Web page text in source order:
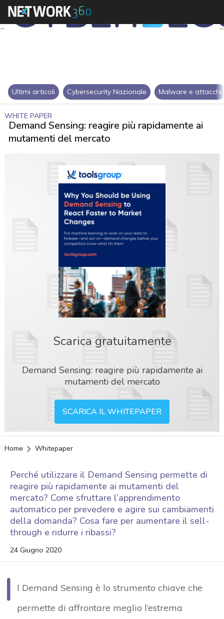
Ultimi articoli Cybersecurity Nazionale Malware e attacchi
WHITE PAPER
Demand Sensing: reagire più rapidamente ai
mutamenti del mercato
Scarica gratuitamente
Demand Sensing: reagire più rapidamente ai
mutamenti del mercato
SCARICA IL WHITEPAPER
Home Whitepaper
Perché utilizzare il Demand Sensing permette di
reagire più rapidamente ai mutamenti del
mercato? Come sfruttare l’apprendimento
automatico per prevedere e agire sui cambiamenti
della domanda? Cosa fare per aumentare il sell-
through e ridurre i ribassi?
24 Giugno 2020
I
l Demand Sensing è lo strumento chiave che
permette di affrontare meglio l’estrema